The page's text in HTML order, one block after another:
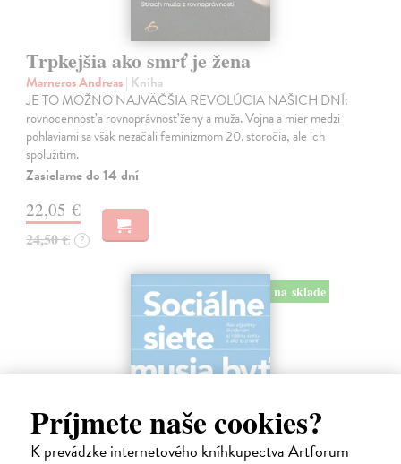
Príjmete naše cookies?
K prevádzke internetového kníhkupectva Artforum
Trpkejšia ako smrť je žena
Marneros Andreas| Kniha
JE TO MOŽNO NAJVÄČŠIA REVOLÚCIA NAŠICH DNÍ:
rovnocennosť a rovnoprávnosť ženy a muža. Vojna a mier medzi
pohlaviami sa však nezačali feminizmom 20. storočia, ale ich
spolužitím.
Zasielame do 14 dní
22,05 €
24,50 € ?
na sklade